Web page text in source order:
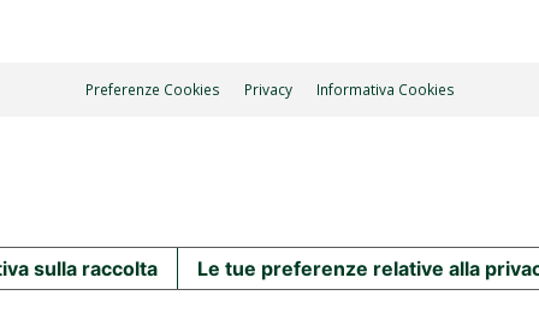
Preferenze Cookies Privacy Informativa Cookies
sulla raccolta Le tue preferenze relative alla